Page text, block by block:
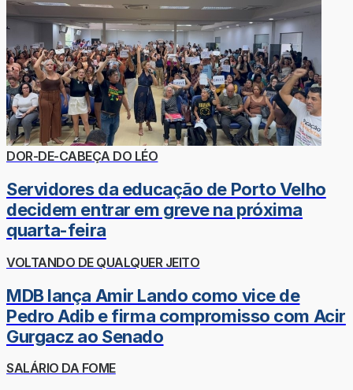
DOR-DE-CABEÇA DO LÉO
Servidores da educação de Porto Velho
decidem entrar em greve na próxima
quarta-feira
VOLTANDO DE QUALQUER JEITO
MDB lança Amir Lando como vice de
Pedro Adib e firma compromisso com Acir
Gurgacz ao Senado
SALÁRIO DA FOME